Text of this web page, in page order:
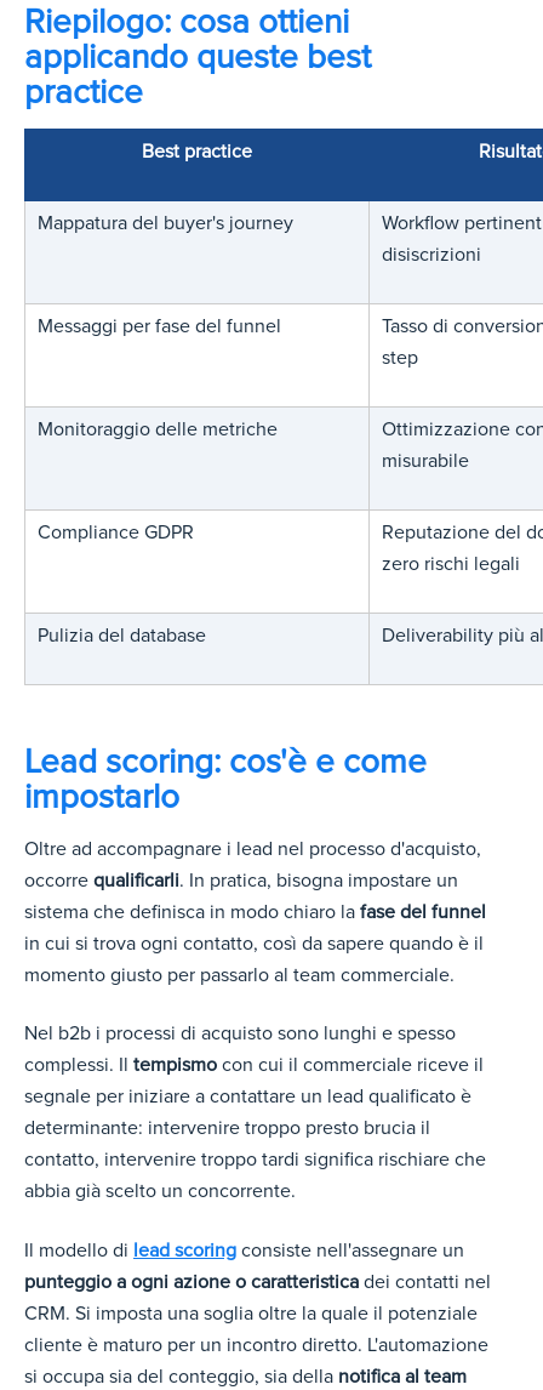
Riepilogo: cosa ottieni
applicando queste best
practice
Best practice
Mappatura del buyer's journey
Workflow
disiscrizioni
Messaggi per fase del funnel
Tasso di
step
Monitoraggio delle metriche
Ottimizzazione
misurabile
Compliance GDPR
Reputazione del
zero rischi legali
Pulizia del database Deliverability più
Lead scoring: cos'è e come
impostarlo
Oltre ad accompagnare i lead nel processo d'acquisto,
occorre qualificarli. In pratica, bisogna impostare un
sistema che definisca in modo chiaro la fase del funnel
in cui si trova ogni contatto, così da sapere quando è il
momento giusto per passarlo al team commerciale.
Nel b2b i processi di acquisto sono lunghi e spesso
complessi. Il tempismo con cui il commerciale riceve il
segnale per iniziare a contattare un lead qualificato è
determinante: intervenire troppo presto brucia il
contatto, intervenire troppo tardi significa rischiare che
abbia già scelto un concorrente.
Il modello di lead scoring consiste nell'assegnare un
punteggio a ogni azione o caratteristica dei contatti nel
CRM. Si imposta una soglia oltre la quale il potenziale
cliente è maturo per un incontro diretto. L'automazione
si occupa sia del conteggio, sia della notifica al team